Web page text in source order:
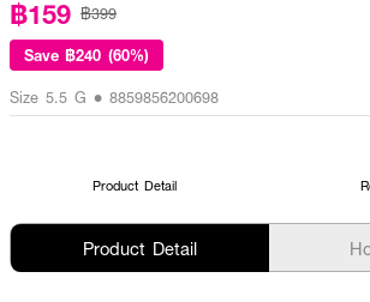
฿159 ฿399
Save ฿240 (60%)
Size 5.5 G • 8859856200698
Product Detail
Product Detail